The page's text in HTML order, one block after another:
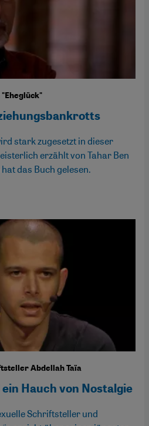
stark zugesetzt in dieser
erzählt von Tahar Ben
das Buch gelesen.
Abdellah Taïa
Hauch von Nostalgie
Schriftsteller und